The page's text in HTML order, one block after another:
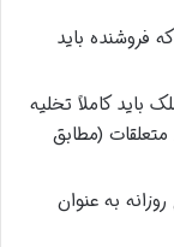
فروشنده باید
باید کاملاً تخلیه
(مطابق
به عنوان